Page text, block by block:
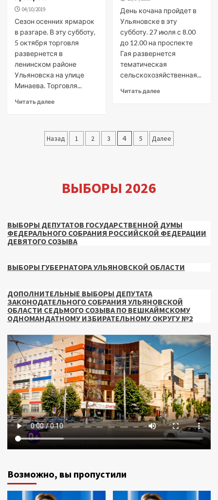
04/10/2019
Сезон осенних ярмарок
в разгаре. В эту субботу,
5 октября торговля
развернется в
ленинском районе
Ульяновска на улице
Минаева. Торговля...
Читать далее
День кочана пройдет в
Ульяновске в эту
субботу. 27 июля с 8.00
до 12.00 на проспекте
Гая развернется
тематическая
сельскохозяйственная...
Читать далее
Пагинация
Назад 1 2 3 4 5 Далее
ВЫБОРЫ 2026
ВЫБОРЫ ДЕПУТАТОВ ГОСУДАРСТВЕННОЙ ДУМЫ
ФЕДЕРАЛЬНОГО СОБРАНИЯ РОССИЙСКОЙ ФЕДЕРАЦИИ
ДЕВЯТОГО СОЗЫВА
ВЫБОРЫ ГУБЕРНАТОРА УЛЬЯНОВСКОЙ ОБЛАСТИ
ДОПОЛНИТЕЛЬНЫЕ ВЫБОРЫ ДЕПУТАТА
ЗАКОНОДАТЕЛЬНОГО СОБРАНИЯ УЛЬЯНОВСКОЙ
ОБЛАСТИ СЕДЬМОГО СОЗЫВА ПО ВЕШКАЙМСКОМУ
ОДНОМАНДАТНОМУ ИЗБИРАТЕЛЬНОМУ ОКРУГУ №2
Возможно, вы пропустили